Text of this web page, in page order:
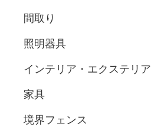
間取り
照明器具
インテリア・エクステリア
家具
境界フェンス